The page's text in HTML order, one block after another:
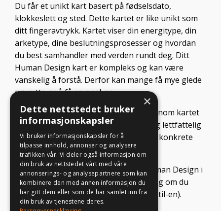
ditt fingeravtrykk. Kartet viser din energitype, din
arketype, dine beslutningsprosesser og hvordan
du best samhandler med verden rundt deg. Ditt
Human Design kart er kompleks og kan være
vanskelig å forstå. Derfor kan mange få mye glede
og nytte av å få en analyse.
I en Human Design-analyse går vi gjennom kartet
ditt på en dyptgående, men praktisk og lettfattelig
måte. Du får mer innsikt i deg selv– og konkrete
verktøy du kan bruke i hverdagen.
Få en gratis smakebit av ditt unike Human Design i
linken under (eller send meg en melding om du
ønsker en personlig gjennomgang en-til-en).
Gratis analyse av ditt Human Design
×
Dette nettstedet bruker
informasjonskapsler
Vi bruker informasjonskapsler for å
tilpasse innhold, annonser og analysere
trafikken vår. Vi deler også informasjon om
din bruk av nettstedet vårt med våre
annonserings- og analysepartnere som kan
kombinere den med annen informasjon du
har gitt dem eller som de har samlet inn fra
din bruk av tjenestene deres.